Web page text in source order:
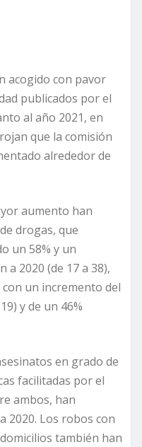
acogido con pavor
publicados por el
al año 2021, en
que la comisión
alrededor de
aumento han
drogas, que
un 58% y un
a 2020 (de 17 a 38),
un incremento del
y de un 46%
en grado de
facilitadas por el
ambos, han
2020. Los robos con
también han